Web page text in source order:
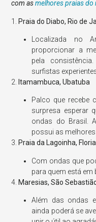
com asmelhores praias
1. Praia do Diabo, Rio de
Localizada no
proporcionar a
pela
surfistas
2.
Itamambuca, Ubatuba
Palco que recebe
surpresa esperar
ondas do Brasil.
possui as
3. Praia da Lagoinha,
Com ondas que
para quem está em
4. Maresias, São
Além das ondas
ainda poderá se